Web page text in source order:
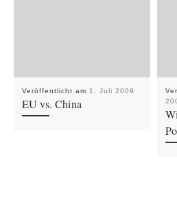
Veröffentlicht am 1. Juli 2009
EU vs. China